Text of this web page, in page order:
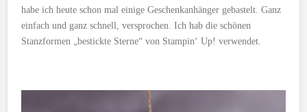
habe ich heute schon mal einige Geschenkanhänger gebastelt. Ganz
einfach und ganz schnell, versprochen. Ich hab die schönen
Stanzformen „bestickte Sterne“ von Stampin‘ Up! verwendet.